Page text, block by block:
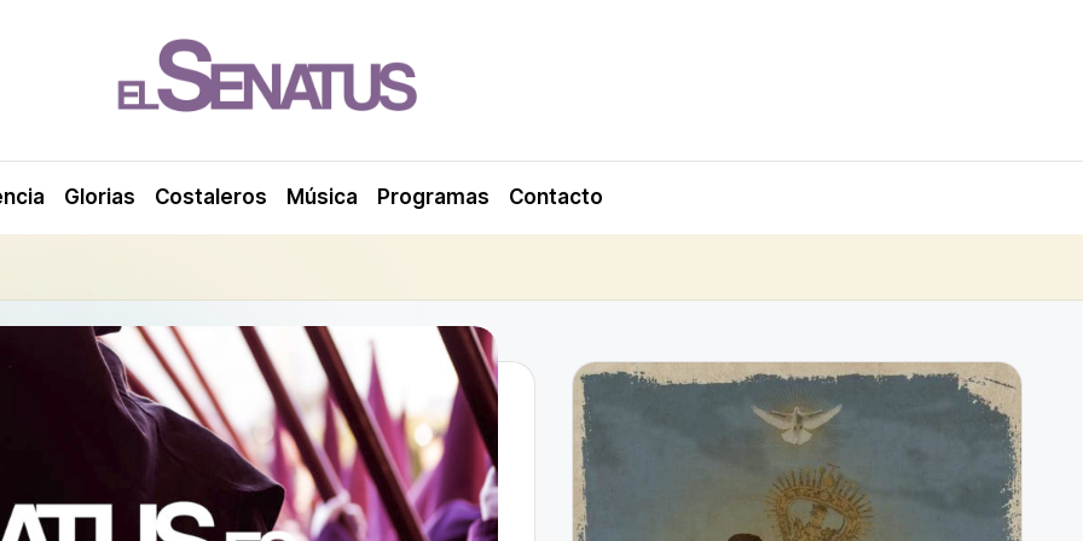
Glorias Costaleros Música Programas Contacto